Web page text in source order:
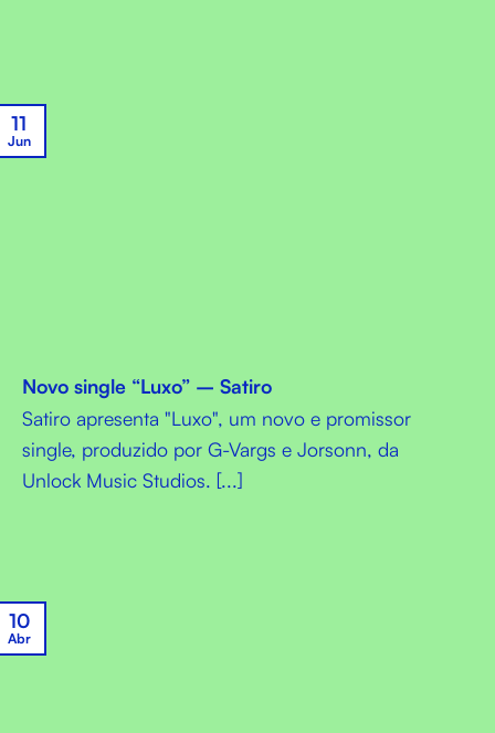
Novo single “Luxo” – Satiro
Satiro apresenta "Luxo", um novo e promissor
single, produzido por G-Vargs e Jorsonn, da
Unlock Music Studios. [...]
11
Jun
10
Abr